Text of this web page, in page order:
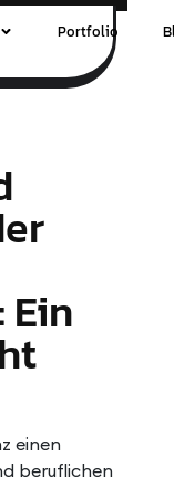
Portfolio
einen
beruflichen